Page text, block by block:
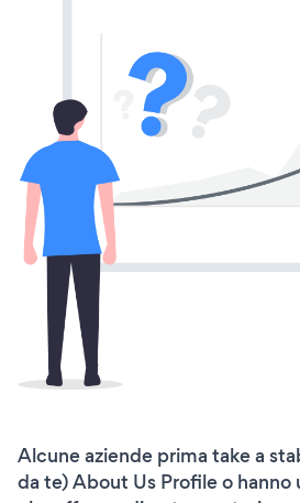
Alcune aziende prima take a
da te) About Us Profile o